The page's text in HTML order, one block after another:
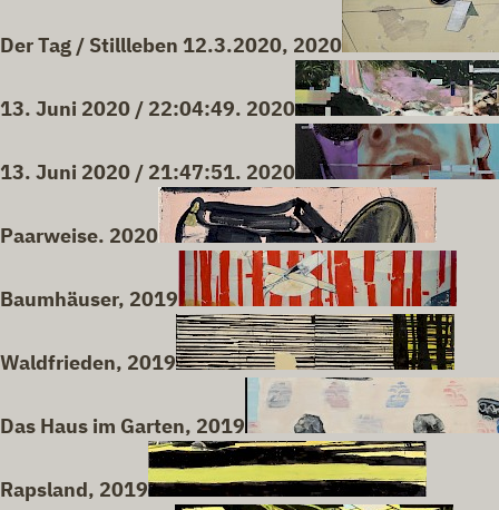
Der Tag / Stillleben 12.3.2020, 2020
13. Juni 2020 / 22:04:49. 2020
13. Juni 2020 / 21:47:51. 2020
Paarweise. 2020
Baumhäuser, 2019
Waldfrieden, 2019
Das Haus im Garten, 2019
Rapsland, 2019